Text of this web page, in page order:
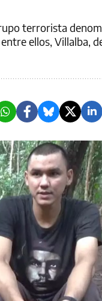
terrorista
ellos, Villalba,